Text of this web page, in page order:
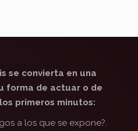
se convierta en una
forma de actuar o de
primeros minutos:
a los que se expone?.